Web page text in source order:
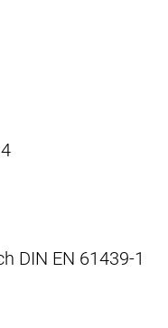
DIN EN 61439-1